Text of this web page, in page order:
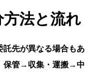
方法と流れ
託先が異なる場合もあ
保管→収集・運搬→中